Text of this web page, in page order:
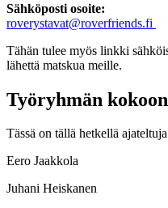
Sähköposti osoite:
roverystavat@roverfriends.fi
Tähän tulee myös linkki
lähettä matskua meille.
Työryhmän
Tässä on tällä hetkellä
Eero Jaakkola
Juhani Heiskanen